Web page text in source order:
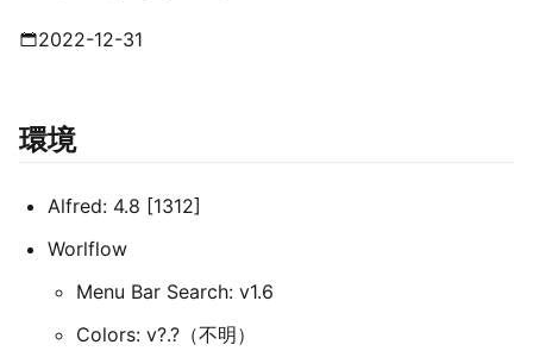
2022-12-31
環境
Alfred: 4.8 [1312]
Worlflow
Menu Bar Search: v1.6
Colors: v?.?（不明）